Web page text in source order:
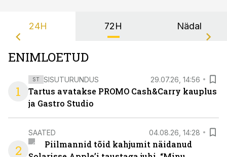
24H 72H Nädal
ENIMLOETUD
1
ST SISUTURUNDUS 29.07.26, 14:56
Tartus avatakse PROMO Cash&Carry kauplus
ja Gastro Studio
2
SAATED 04.08.26, 14:28
Piilmannid tõid kahjumit näidanud